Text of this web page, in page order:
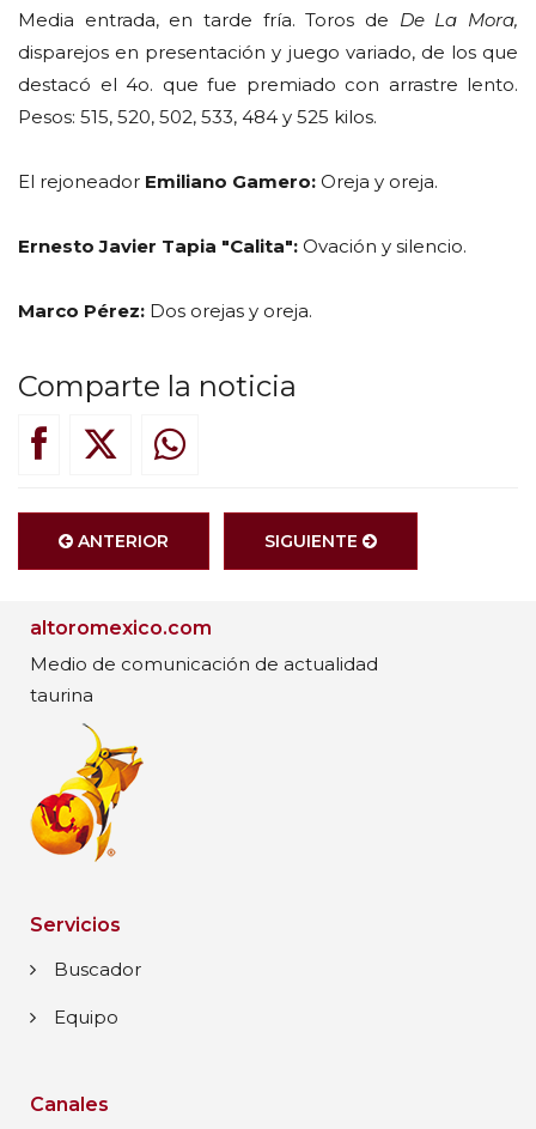
Media entrada, en tarde fría. Toros de De La Mora,
disparejos en presentación y juego variado, de los que
destacó el 4o. que fue premiado con arrastre lento.
Pesos: 515, 520, 502, 533, 484 y 525 kilos.
El rejoneador Emiliano Gamero: Oreja y oreja.
Ernesto Javier Tapia "Calita": Ovación y silencio.
Marco Pérez: Dos orejas y oreja.
Comparte la noticia
ANTERIOR SIGUIENTE
altoromexico.com
Medio de comunicación de actualidad
taurina
Servicios
Buscador
Equipo
Canales